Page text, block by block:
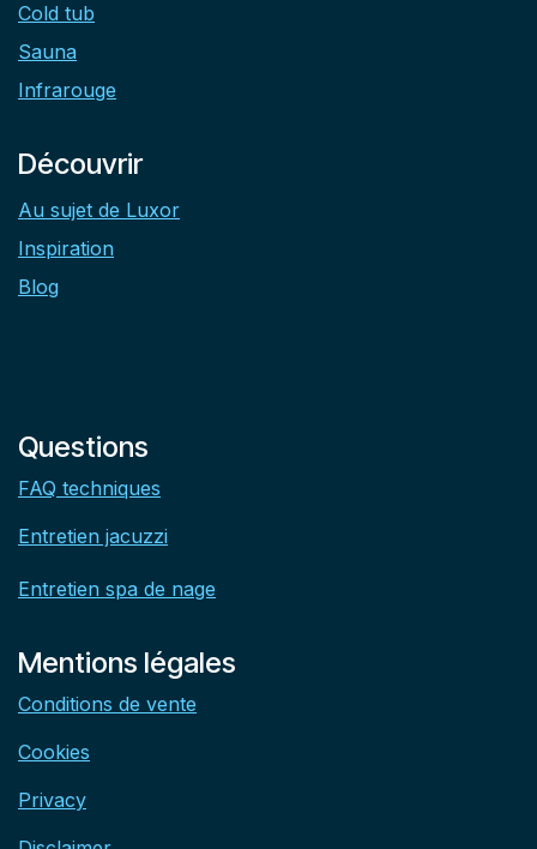
Cold tub
Sauna
Infrarouge
Découvrir
Au sujet de Luxor
Inspiration
Blog
Questions
FAQ techniques
Entretien jacuzzi
Entretien spa de nage
Mentions légales
Conditions de vente
Cookies
Privacy